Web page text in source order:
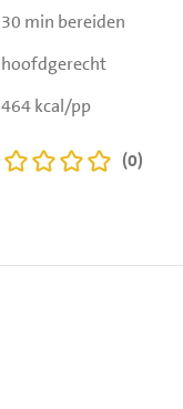
30 min bereiden
hoofdgerecht
464 kcal/pp
(0)